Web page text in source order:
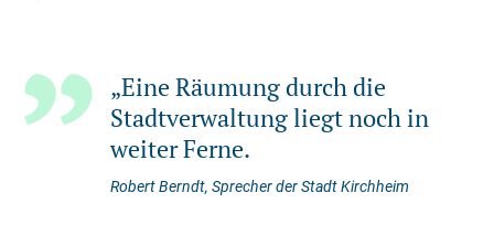
„Eine Räumung durch die
Stadtverwaltung liegt noch in
weiter Ferne.
Robert Berndt, Sprecher der Stadt Kirchheim